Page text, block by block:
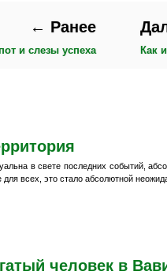
← Ранее
и слезы успеха Как
в свете последних событий,
для всех, это стало абсолютной
человек в